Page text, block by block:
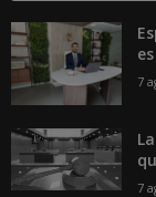
7
7